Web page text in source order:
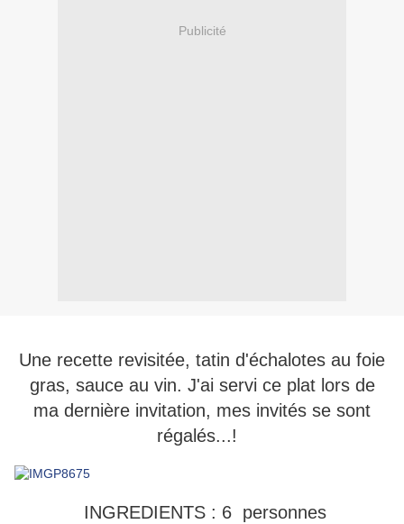
Publicité
Une recette revisitée, tatin d'échalotes au foie
gras, sauce au vin. J'ai servi ce plat lors de
ma dernière invitation, mes invités se sont
régalés...!
INGREDIENTS : 6 personnes